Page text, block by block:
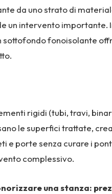
da uno strato di
un intervento importante.
sottofondo fonoisolante
rigidi (tubi, travi,
le superfici trattate,
e porte senza curare i
complessivo.
una stanza: